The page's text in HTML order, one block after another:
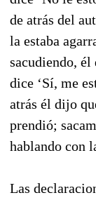
de atrás del
la estaba
sacudiendo, él
dice ‘Sí, me
atrás él dijo
prendió;
hablando con
Las